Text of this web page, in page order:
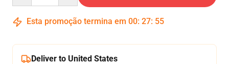
Esta promoção termina em 00: 27: 55
Deliver to United States